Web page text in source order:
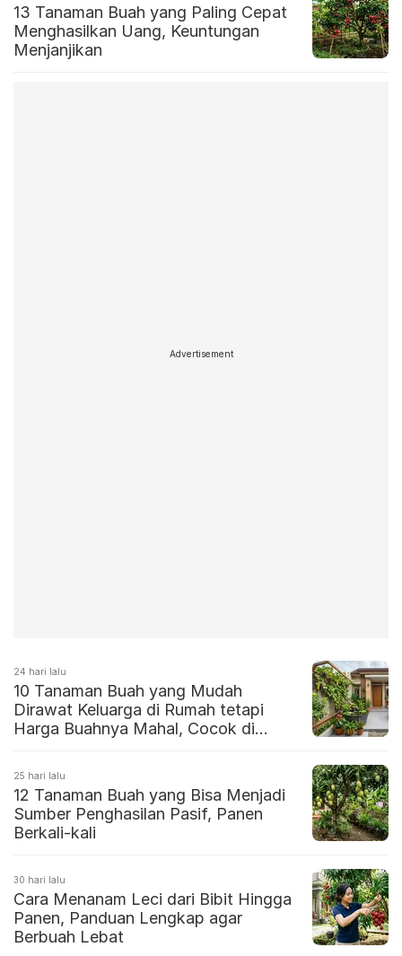
13 Tanaman Buah yang Paling Cepat
Menghasilkan Uang, Keuntungan
Menjanjikan
Advertisement
24 hari lalu
10 Tanaman Buah yang Mudah
Dirawat Keluarga di Rumah tetapi
Harga Buahnya Mahal, Cocok di
25 hari lalu
12 Tanaman Buah yang Bisa Menjadi
Sumber Penghasilan Pasif, Panen
Berkali-kali
30 hari lalu
Cara Menanam Leci dari Bibit Hingga
Panen, Panduan Lengkap agar
Berbuah Lebat